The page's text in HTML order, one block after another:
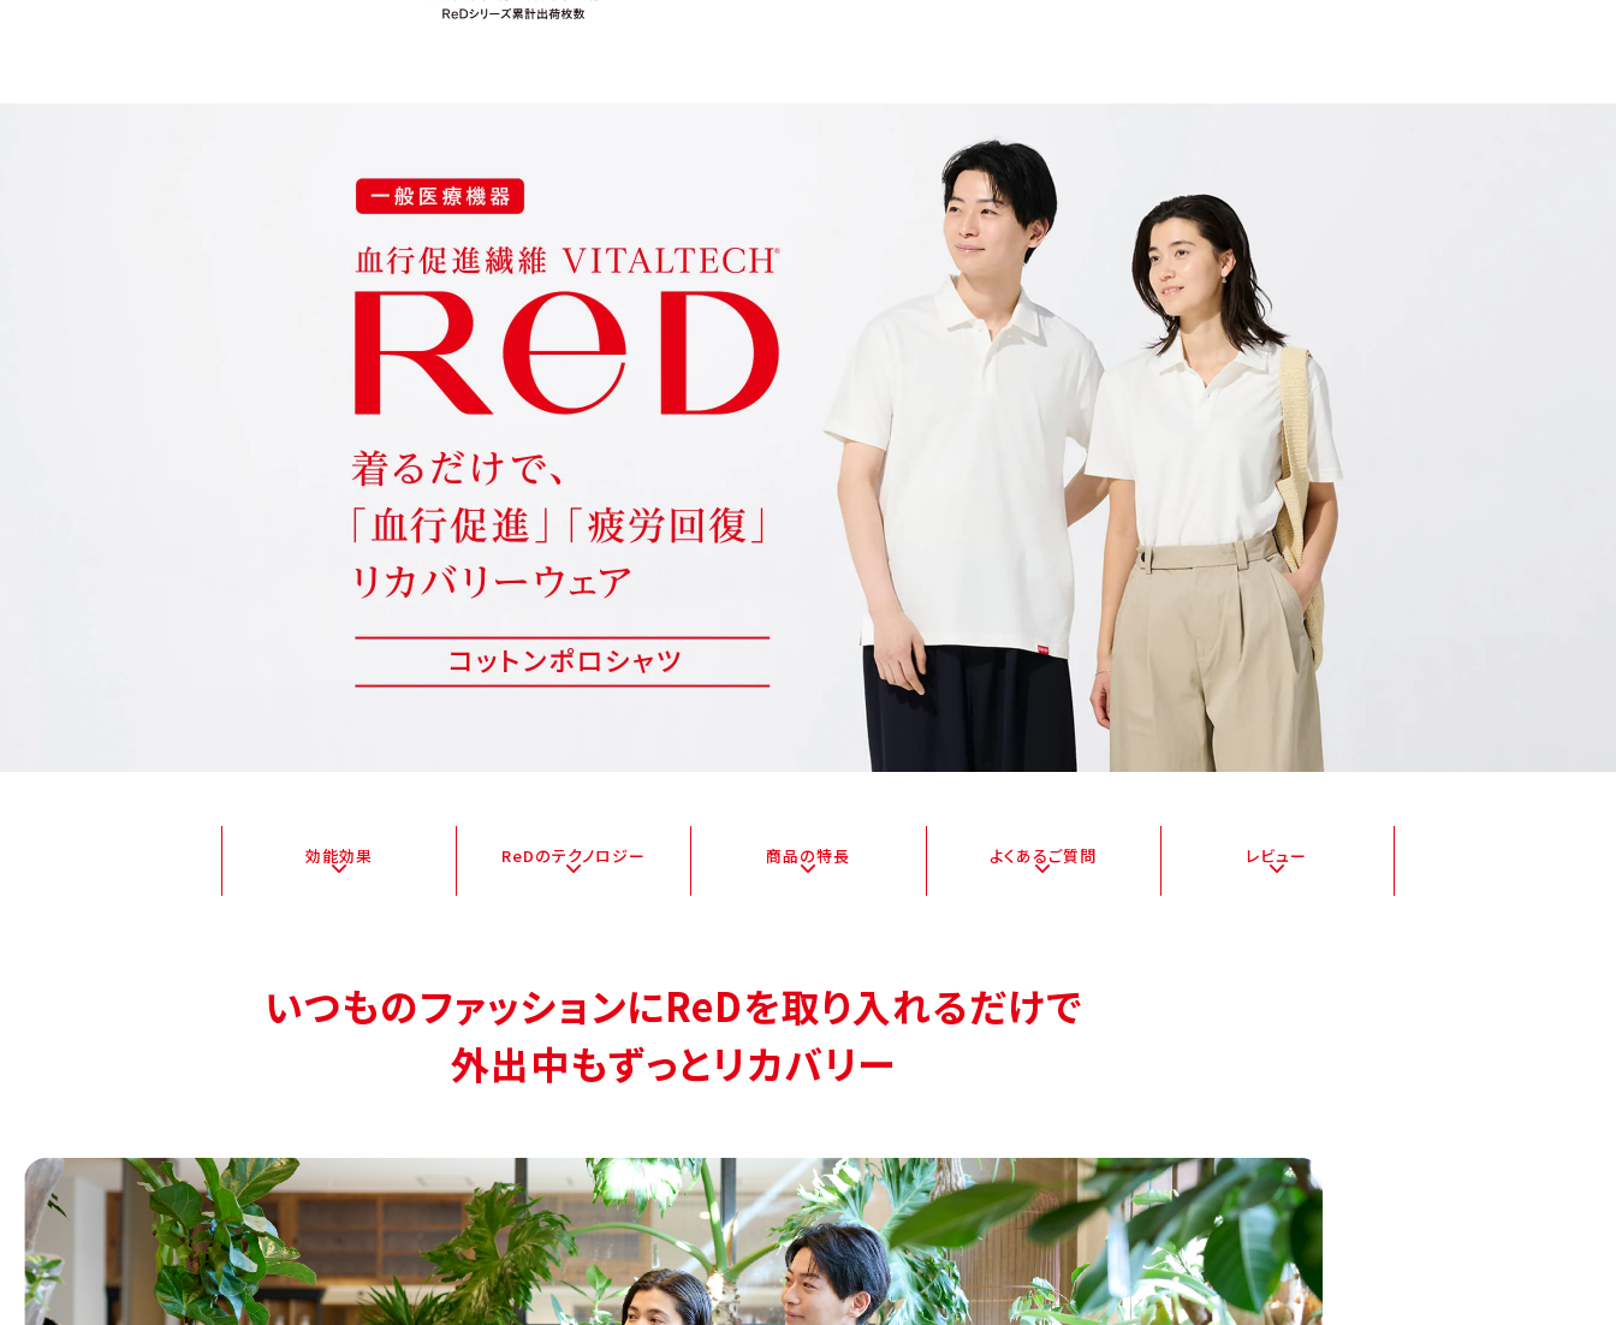
効能効果 ReDのテクノロジー 商品の特長 よくあるご質問 レビュー
いつものファッションにReDを取り入れるだけで
外出中もずっとリカバリー